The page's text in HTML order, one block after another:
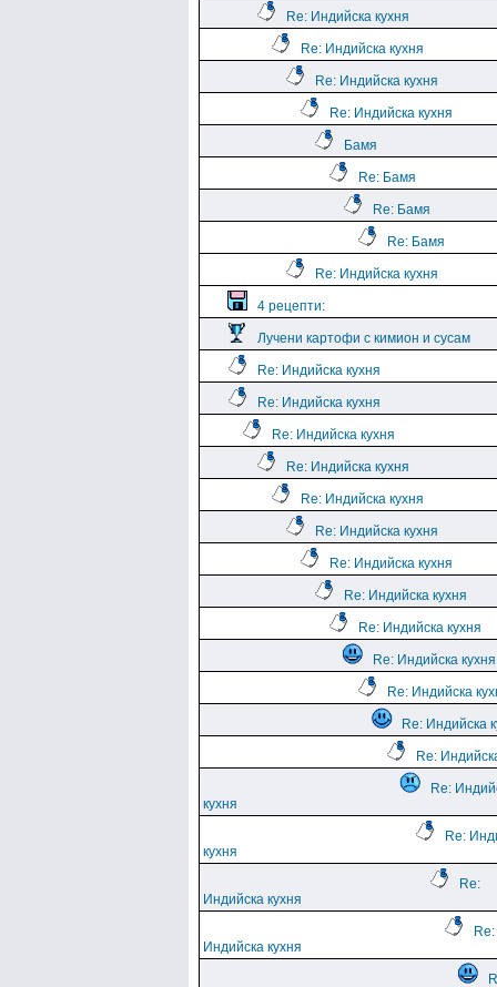
Re: Индийска кухня
Re: Индийска кухня
Re: Индийска кухня
Re: Индийска кухня
Бамя
Re: Бамя
Re: Бамя
Re: Бамя
Re: Индийска кухня
4 рецепти:
Лучени картофи с кимион и сусам
Re: Индийска кухня
Re: Индийска кухня
Re: Индийска кухня
Re: Индийска кухня
Re: Индийска кухня
Re: Индийска кухня
Re: Индийска кухня
Re: Индийска кухня
Re: Индийска кухня
Re: Индийска кухня
Re: Индийска
Re: Индийска
Re:
Re:
кухня
Re:
кухня
Re:
Индийска кухня
Re:
Индийска кухня